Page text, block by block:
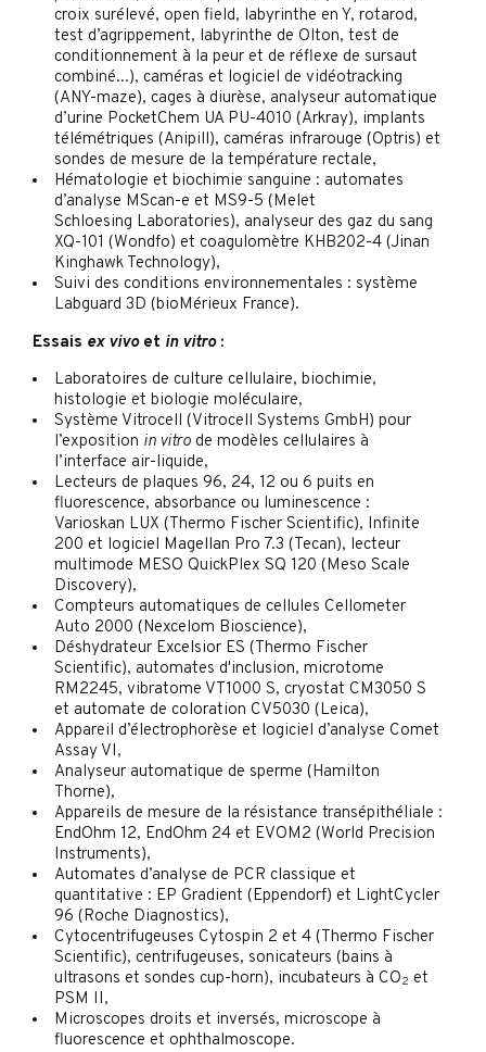
croix surélevé, open field, labyrinthe en Y, rotarod,
test d’agrippement, labyrinthe de Olton, test de
conditionnement à la peur et de réflexe de sursaut
combiné...), caméras et logiciel de vidéotracking
(ANY-maze), cages à diurèse, analyseur automatique
d’urine PocketChem UA PU-4010 (Arkray), implants
télémétriques (Anipill), caméras infrarouge (Optris) et
sondes de mesure de la température rectale,
Hématologie et biochimie sanguine : automates
d’analyse MScan-e et MS9-5 (Melet
Schloesing Laboratories), analyseur des gaz du sang
XQ-101 (Wondfo) et coagulomètre KHB202-4 (Jinan
Kinghawk Technology),
Suivi des conditions environnementales : système
Labguard 3D (bioMérieux France).
Essais ex vivoet in vitro:
Laboratoires de culture cellulaire, biochimie,
histologie et biologie moléculaire,
Système Vitrocell (Vitrocell Systems GmbH) pour
l’exposition in vitro de modèles cellulaires à
l’interface air-liquide,
Lecteurs de plaques 96, 24, 12 ou 6 puits en
fluorescence, absorbance ou luminescence :
Varioskan LUX (Thermo Fischer Scientific), Infinite
200 et logiciel Magellan Pro 7.3 (Tecan), lecteur
multimode MESO QuickPlex SQ 120 (Meso Scale
Discovery),
Compteurs automatiques de cellules Cellometer
Auto 2000 (Nexcelom Bioscience),
Déshydrateur Excelsior ES (Thermo Fischer
Scientific), automates d'inclusion, microtome
RM2245, vibratome VT1000 S, cryostat CM3050 S
et automate de coloration CV5030 (Leica),
Appareil d’électrophorèse et logiciel d’analyse Comet
Assay VI,
Analyseur automatique de sperme (Hamilton
Thorne),
Appareils de mesure de la résistance transépithéliale :
EndOhm 12, EndOhm 24 et EVOM2 (World Precision
Instruments),
Automates d’analyse de PCR classique et
quantitative : EP Gradient (Eppendorf) et LightCycler
96 (Roche Diagnostics),
Cytocentrifugeuses Cytospin 2 et 4 (Thermo Fischer
Scientific), centrifugeuses, sonicateurs (bains à
ultrasons et sondes cup-horn), incubateurs à CO2 et
PSM II,
Microscopes droits et inversés, microscope à
fluorescence et ophthalmoscope.